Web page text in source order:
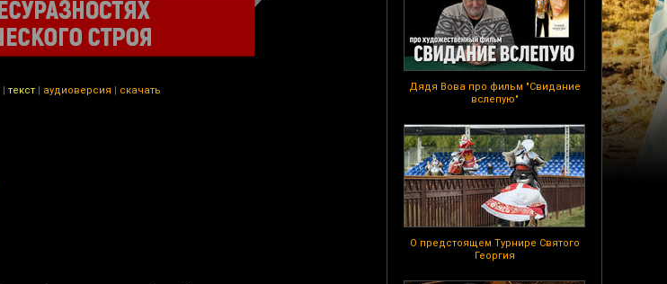
Дядя Вова про фильм "Свидание
вслепую"
О предстоящем Турнире Святого
Георгия
| текст | аудиоверсия | скачать